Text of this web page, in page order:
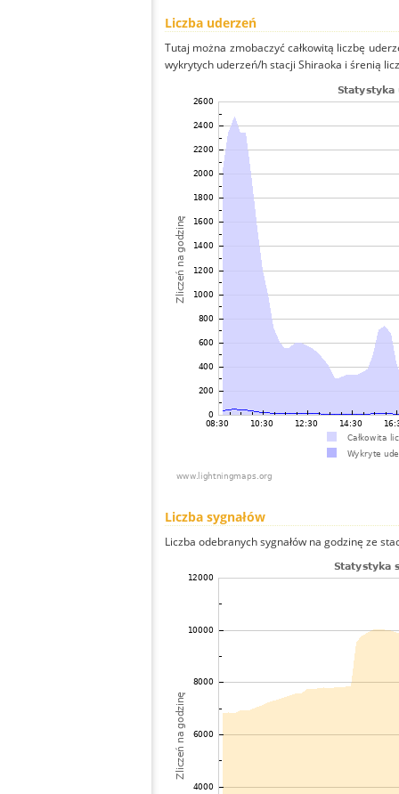
Liczba uderzeń
Tutaj można zmobaczyć całkowitą liczbę
wykrytych uderzeń/h stacji Shiraoka i śrenią
Liczba sygnałów
Liczba odebranych sygnałów na godzinę ze